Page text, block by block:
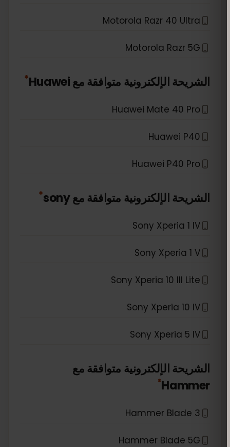
Motorola Razr 40 Ultra
Motorola Razr 5G
الشريحة الإلكترونية متوافقة معHuawei
*
Huawei Mate 40 Pro
Huawei P40
Huawei P40 Pro
الشريحة الإلكترونية متوافقة معsony
*
Sony Xperia 1 IV
Sony Xperia 1 V
Sony Xperia 10 III Lite
Sony Xperia 10 IV
Sony Xperia 5 IV
الشريحة الإلكترونية متوافقة مع
Hammer
*
Hammer Blade 3
Hammer Blade 5G